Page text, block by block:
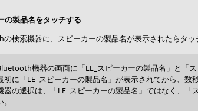
の製品名をタッチする
検索機器に、スピーカーの製品名が表示されたらタッ
機器の画面に「LE_スピーカーの製品名」と「
初に「LE_スピーカーの製品名」が表示されてから、数
器の選択は、「LE_スピーカーの製品名」ではなく、
。